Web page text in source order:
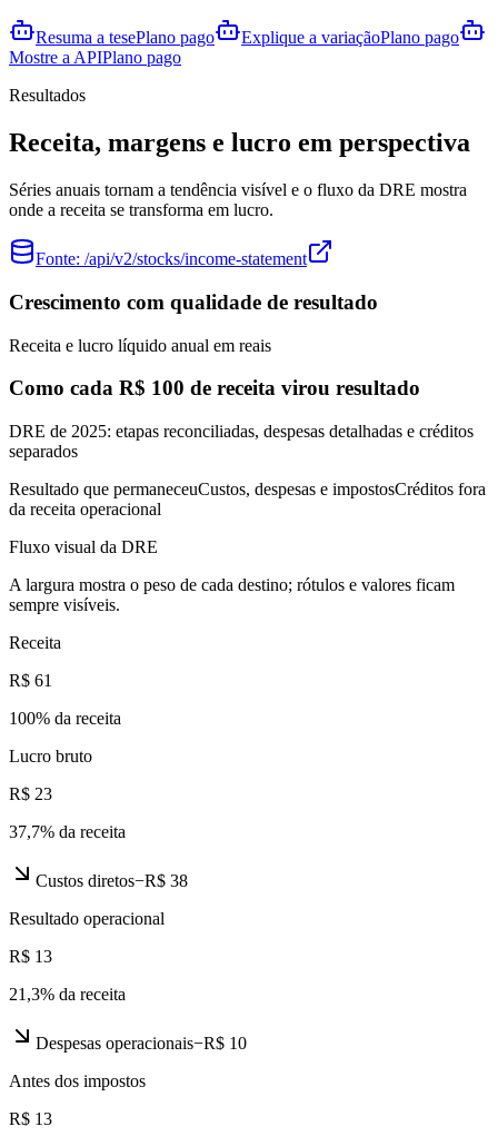
Resuma a tesePlano pago Explique a variaçãoPlano pago
Mostre a APIPlano pago
Resultados
Receita, margens e lucro em perspectiva
Séries anuais tornam a tendência visível e o fluxo da DRE mostra
onde a receita se transforma em lucro.
Fonte: /api/v2/stocks/income-statement
Crescimento com qualidade de resultado
Receita e lucro líquido anual em reais
Como cada R$ 100 de receita virou resultado
DRE de 2025: etapas reconciliadas, despesas detalhadas e créditos
separados
Resultado que permaneceuCustos, despesas e impostosCréditos fora
da receita operacional
Fluxo visual da DRE
A largura mostra o peso de cada destino; rótulos e valores ficam
sempre visíveis.
Receita
R$ 61
100% da receita
Lucro bruto
R$ 23
37,7% da receita
Custos diretos−R$ 38
Resultado operacional
R$ 13
21,3% da receita
Despesas operacionais−R$ 10
Antes dos impostos
R$ 13